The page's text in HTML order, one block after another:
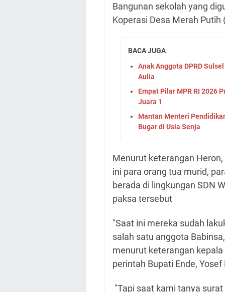
Bangunan sekolah yang
Koperasi Desa Merah Putih
BACA JUGA
Anak Anggota DPRD
Aulia
Empat Pilar MPR RI 2026
Juara 1
Mantan Menteri
Bugar di Usia Senja
Menurut keterangan
ini para orang tua murid,
berada di lingkungan SDN
paksa tersebut
"Saat ini mereka sudah
salah satu anggota
menurut keterangan
perintah Bupati Ende,
"Tapi saat kami tanya